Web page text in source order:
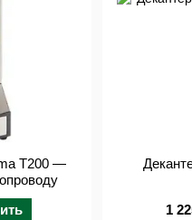
T200 —
1